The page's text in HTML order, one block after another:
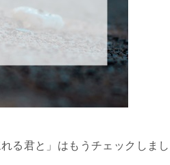
る君と」はもうチェックしまし